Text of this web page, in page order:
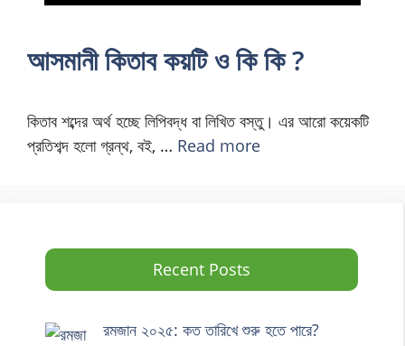
আসমানী কিতাব কয়টি ও কি কি ?
কিতাব শব্দের অর্থ হচ্ছে লিপিবদ্ধ বা লিখিত বস্তু। এর আরো কয়েকটি
প্রতিশব্দ হলো গ্রন্থ, বই, … Read more
Recent Posts
রমজান ২০২৫: কত তারিখে শুরু হতে পারে?